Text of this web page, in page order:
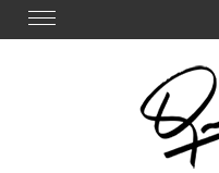
Toggle
navigation